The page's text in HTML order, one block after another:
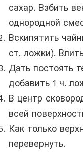
сахар. Взбить
однородной
Вскипятить
ст. ложки).
Дать постоять
добавить 1 ч.
В центр
всей
Как только
перевернуть.